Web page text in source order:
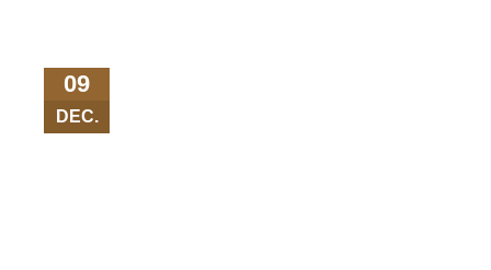
09
DEC.